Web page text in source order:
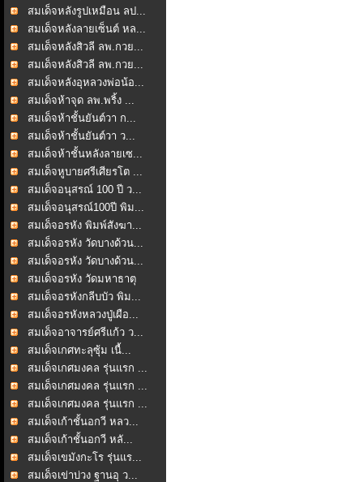
สมเด็จหลังรูปเหมือน ลป...
สมเด็จหลังลายเซ็นต์ หล...
สมเด็จหลังสิวลี ลพ.กวย...
สมเด็จหลังสิวลี ลพ.กวย...
สมเด็จหลังอุหลวงพ่อน้อ...
สมเด็จห้าจุด ลพ.พริ้ง ...
สมเด็จห้าชั้นยันต์วา ก...
สมเด็จห้าชั้นยันต์วา ว...
สมเด็จห้าชั้นหลังลายเซ...
สมเด็จหูบายศรีเศียรโต ...
สมเด็จอนุสรณ์ 100 ปี ว...
สมเด็จอนุสรณ์100ปี พิม...
สมเด็จอรหัง พิมพ์สังฆา...
สมเด็จอรหัง วัดบางด้วน...
สมเด็จอรหัง วัดบางด้วน...
สมเด็จอรหัง วัดมหาธาตุ
สมเด็จอรหังกลีบบัว พิม...
สมเด็จอรหังหลวงปู่เผือ...
สมเด็จอาจารย์ศรีแก้ว ว...
สมเด็จเกศทะลุซุ้ม เนื้...
สมเด็จเกศมงคล รุ่นแรก ...
สมเด็จเกศมงคล รุ่นแรก ...
สมเด็จเกศมงคล รุ่นแรก ...
สมเด็จเก้าชั้นอกวี หลว...
สมเด็จเก้าชั้นอกวี หลั...
สมเด็จเขมังกะโร รุ่นแร...
สมเด็จเข่าบ่วง ฐานอุ ว...